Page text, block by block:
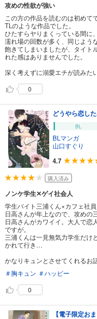
攻めの性欲が強い
この方の作品を読むのは初めてで
TLのような作品でした。
ひたすらヤりまくっている間に
濡れ場の回数が多く、同じよう
飽きてしまいましたが、タイト
れた感はありませんでした。
深く考えずに溺愛エチが読みた
0
どうやら恋し
BL
BLマンガ
山口すぐり
4.7
購入済み
ノンケ学生✕ゲイ社会人
学生バイト三浦くん×カフェ社
日高さんが年上なので、攻めの
日高さんがカワイイ。大人で恋
ですが。
三浦くんは一見無気力学生だけ
かれて行き…
かなりキュンとさせてくれるお
＃胸キュン ＃ハッピー
0